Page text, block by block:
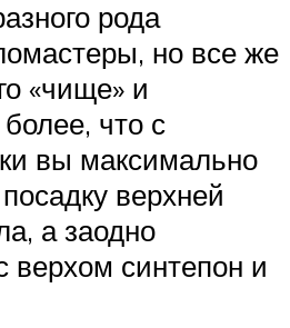
рода
но все же
«чище» и
что с
вы максимально
верхней
а заодно
верхом синтепон и